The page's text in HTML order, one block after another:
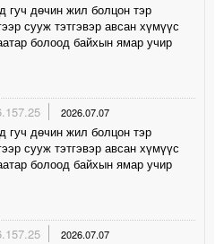
гуч дөчин жил болцон тэр
сууж тэтгэвэр авсан хүмүүс
болоод байхын ямар учир
2026.07.07
гуч дөчин жил болцон тэр
сууж тэтгэвэр авсан хүмүүс
болоод байхын ямар учир
2026.07.07